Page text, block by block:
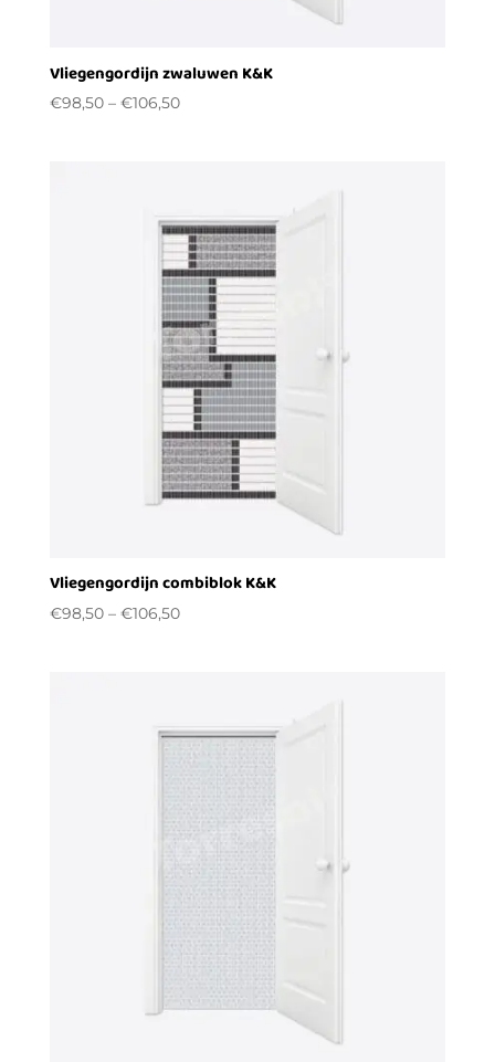
Vliegengordijn zwaluwen K&K
€98,50– €106,50
Vliegengordijn combiblok K&K
€98,50– €106,50